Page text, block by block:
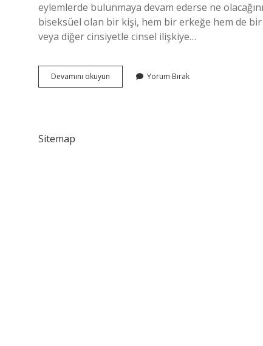
eylemlerde bulunmaya devam ederse ne
biseksüel olan bir kişi, hem bir erkeğe hem de
veya diğer cinsiyetle cinsel ilişkiye…
Devamını okuyun
Erkeğe
Yorum Bırak
Sitemap